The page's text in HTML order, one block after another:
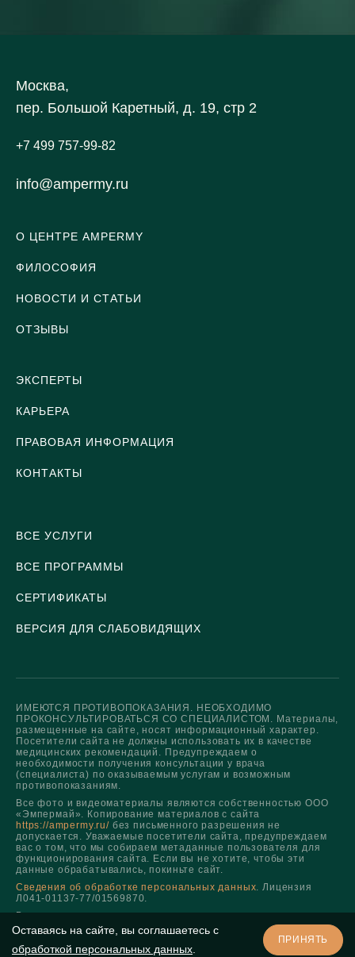
Оставаясь на сайте, вы соглашаетесь с
обработкой персональных данных
ПРИНЯТЬ
О ЦЕНТРЕ AMPERMY
ФИЛОСОФИЯ
НОВОСТИ И СТАТЬИ
ОТЗЫВЫ
ЭКСПЕРТЫ
КАРЬЕРА
ПРАВОВАЯ ИНФОРМАЦИЯ
КОНТАКТЫ
ВСЕ УСЛУГИ
ВСЕ ПРОГРАММЫ
СЕРТИФИКАТЫ
ВЕРСИЯ ДЛЯ СЛАБОВИДЯЩИХ
Москва,
пер. Большой Каретный, д. 19, стр 2
+7 499 757-99-82
info@ampermy.ru
ИМЕЮТСЯ ПРОТИВОПОКАЗАНИЯ. НЕОБХОДИМО
ПРОКОНСУЛЬТИРОВАТЬСЯ СО СПЕЦИАЛИСТОМ. Материалы,
размещенные на сайте, носят информационный характер.
Посетители сайта не должны использовать их в качестве
медицинских рекомендаций. Предупреждаем о
необходимости получения консультации у врача
(специалиста) по оказываемым услугам и возможным
противопоказаниям.
Все фото и видеоматериалы являются собственностью ООО
«Эмпермай». Копирование материалов с сайта
https://ampermy.ru/без письменного разрешения не
допускается. Уважаемые посетители сайта, предупреждаем
вас о том, что мы собираем метаданные пользователя для
функционирования сайта. Если вы не хотите, чтобы эти
данные обрабатывались, покиньте сайт.
Сведения об обработке персональных данных. Лицензия
Л041-01137-77/01569870.
Все права защищены.